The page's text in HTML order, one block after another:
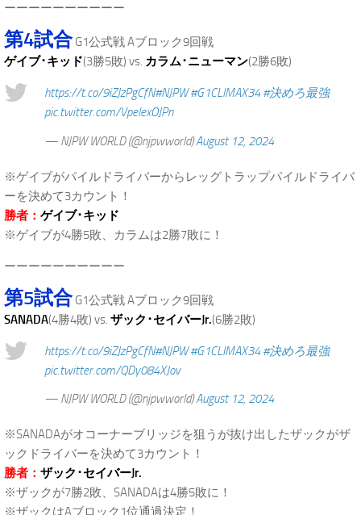
ーーーーーーーーーー
第4試合G1公式戦 Aブロック9回戦
ゲイブ･キッド(3勝5敗) vs. カラム･ニューマン(2勝6敗)
https://t.co/9iZJzPgCfN#NJPW #G1CLIMAX34 #決めろ最強
pic.twitter.com/VpeIexOJPn
— NJPW WORLD (@njpwworld)August 12, 2024
※ゲイブがパイルドライバーからレッグトラップパイルドライバ
ーを決めて3カウント！
勝者： ゲイブ･キッド
※ゲイブが4勝5敗、カラムは2勝7敗に！
ーーーーーーーーーー
第5試合G1公式戦 Aブロック9回戦
SANADA(4勝4敗) vs. ザック･セイバーJr.(6勝2敗)
https://t.co/9iZJzPgCfN#NJPW #G1CLIMAX34 #決めろ最強
pic.twitter.com/QDy084XJov
— NJPW WORLD (@njpwworld)August 12, 2024
※SANADAがオコーナーブリッジを狙うが抜け出したザックがザ
ックドライバーを決めて3カウント！
勝者： ザック･セイバーJr.
※ザックが7勝2敗、SANADAは4勝5敗に！
※ザックはAブロック1位通過決定！